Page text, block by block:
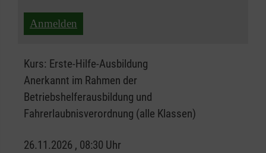
Anmelden
Kurs: Erste-Hilfe-Ausbildung
Anerkannt im Rahmen der
Betriebshelferausbildung und
Fahrerlaubnisverordnung (alle Klassen)
26.11.2026 , 08:30 Uhr